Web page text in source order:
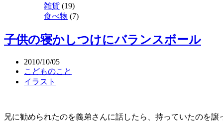
雑貨 (19)
食べ物 (7)
子供の寝かしつけにバランスボール
2010/10/05
こどものこと
イラスト
兄に勧められたのを義弟さんに話したら、持っていたのを譲